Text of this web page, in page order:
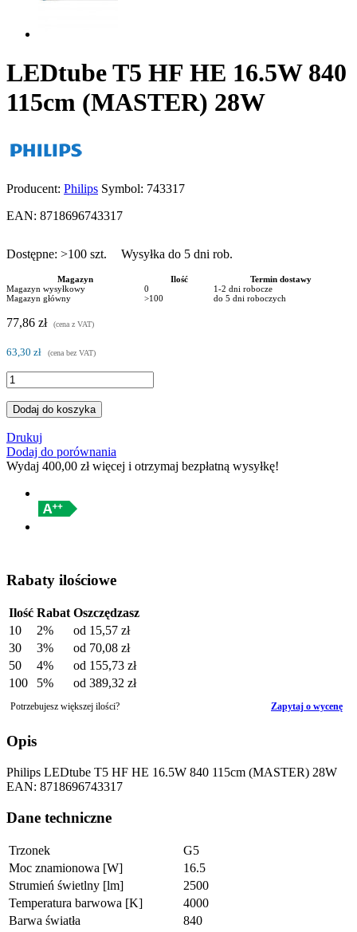
LEDtube T5 HF HE 16.5W 840
115cm (MASTER) 28W
Producent: Philips Symbol: 743317
EAN: 8718696743317
Dostępne: >100 szt. Wysyłka do 5 dni rob.
Magazyn Ilość
Termin dostawy
Magazyn wysyłkowy
0
1-2 dni robocze
Magazyn główny
>100 do 5 dni roboczych
77,86 zł (cena z VAT)
63,30 zł (cena bez VAT)
Dodaj do koszyka
Drukuj
Dodaj do porównania
Wydaj 400,00 złwięcej i otrzymaj bezpłatną wysyłkę!
Rabaty ilościowe
Ilość Rabat Oszczędzasz
10
2% od 15,57 zł
30
3% od 70,08 zł
50
4% od 155,73 zł
100
5% od 389,32 zł
Potrzebujesz większej ilości? Zapytaj o wycenę
Opis
Philips LEDtube T5 HF HE 16.5W 840 115cm (MASTER) 28W
EAN: 8718696743317
Dane techniczne
Trzonek
G5
Moc znamionowa [W]
16.5
Strumień świetlny [lm]
2500
Temperatura barwowa [K]
4000
Barwa światła
840